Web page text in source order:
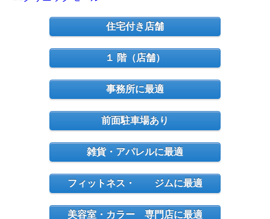
住宅付き店舗
１ 階（店舗）
事務所に最適
前面駐車場あり
雑貨・アパレルに最適
フィットネス・ ジムに最適
美容室・カラー 専門店に最適